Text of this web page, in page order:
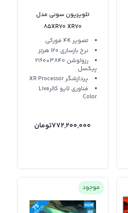
تلویزیون سونی مدل
85XR70 XR70
تصویر 4K فورکی
نرخ بازسازی 120 هرتز
رزولوشن 3840×2160
پیکسل
پردازشگر XR Processor
فناوری لایو کالرLive
Color
772,200,000تومان
موجود